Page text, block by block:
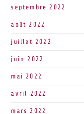
septembre 2022
août 2022
juillet 2022
juin 2022
mai 2022
avril 2022
mars 2022